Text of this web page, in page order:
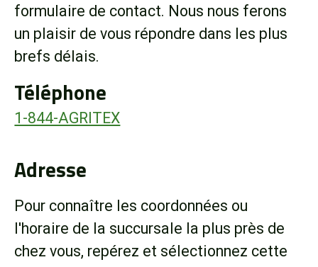
formulaire de contact. Nous nous ferons
un plaisir de vous répondre dans les plus
brefs délais.
Téléphone
1-844-AGRITEX
Adresse
Pour connaître les coordonnées ou
l'horaire de la succursale la plus près de
chez vous, repérez et sélectionnez cette
Boutique
À propos
Promotions
Carrières
Actualités